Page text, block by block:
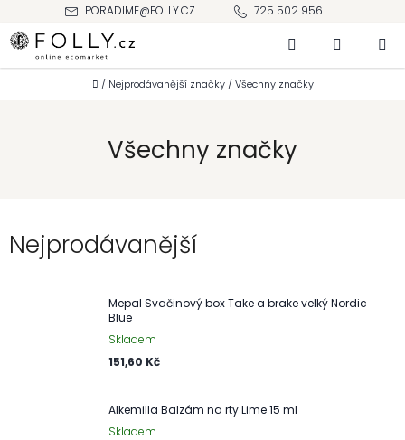
obsah
PORADIME@FOLLY.CZ 725 502 956
Hledat NÁKUPNÍ
KOŠÍK
Domů
/ Nejprodávanější značky / Všechny značky
Všechny značky
Nejprodávanější
Mepal Svačinový box Take a brake velký Nordic
Blue
Skladem
151,60 Kč
Alkemilla Balzám na rty Lime 15 ml
Skladem